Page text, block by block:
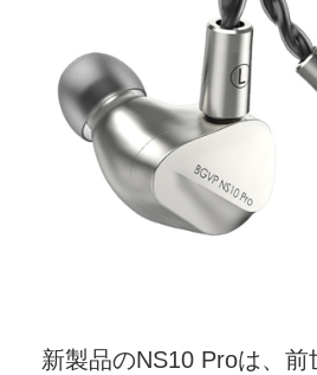
新製品のNS10 Proは、前